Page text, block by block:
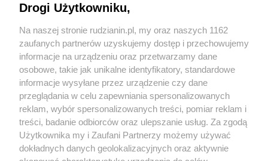
Wróć do strony głównej
ślązag.pl
0%
Drogi Użytkowniku,
Na naszej stronie rudzianin.pl, my oraz naszych 1162
zaufanych partnerów uzyskujemy dostęp i przechowujemy
informacje na urządzeniu oraz przetwarzamy dane
osobowe, takie jak unikalne identyfikatory, standardowe
informacje wysyłane przez urządzenie czy dane
przeglądania w celu zapewniania spersonalizowanych
reklam, wybór spersonalizowanych treści, pomiar reklam i
treści, badanie odbiorców oraz ulepszanie usług. Za zgodą
Użytkownika my i Zaufani Partnerzy możemy używać
dokładnych danych geolokalizacyjnych oraz aktywnie